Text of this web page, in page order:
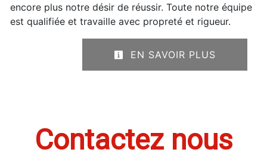
encore plus notre désir de réussir. Toute notre équipe
est qualifiée et travaille avec propreté et rigueur.
EN SAVOIR PLUS
Contactez nous